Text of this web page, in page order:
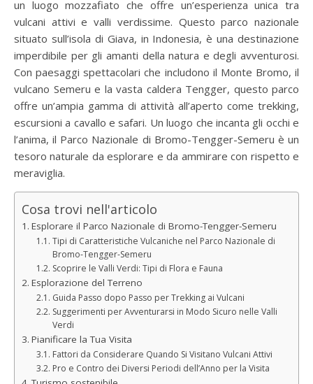
un luogo mozzafiato che offre un’esperienza unica tra
vulcani attivi e valli verdissime. Questo parco nazionale
situato sull’isola di Giava, in Indonesia, è una destinazione
imperdibile per gli amanti della natura e degli avventurosi.
Con paesaggi spettacolari che includono il Monte Bromo, il
vulcano Semeru e la vasta caldera Tengger, questo parco
offre un’ampia gamma di attività all’aperto come trekking,
escursioni a cavallo e safari. Un luogo che incanta gli occhi e
l’anima, il Parco Nazionale di Bromo-Tengger-Semeru è un
tesoro naturale da esplorare e da ammirare con rispetto e
meraviglia.
Cosa trovi nell'articolo
Esplorare il Parco Nazionale di Bromo-Tengger-Semeru
Tipi di Caratteristiche Vulcaniche nel Parco Nazionale di
Bromo-Tengger-Semeru
Scoprire le Valli Verdi: Tipi di Flora e Fauna
Esplorazione del Terreno
Guida Passo dopo Passo per Trekking ai Vulcani
Suggerimenti per Avventurarsi in Modo Sicuro nelle Valli
Verdi
Pianificare la Tua Visita
Fattori da Considerare Quando Si Visitano Vulcani Attivi
Pro e Contro dei Diversi Periodi dell’Anno per la Visita